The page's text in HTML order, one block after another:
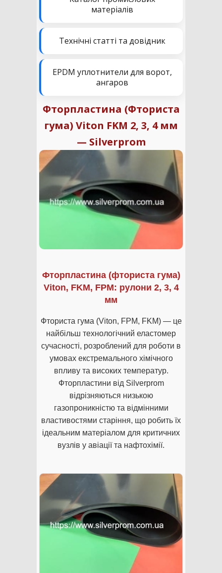
матеріалів
Технічні статті та довідник
EPDM уплотнители для ворот,
ангаров
Фторпластина (Фториста
гума) Viton FKM 2, 3, 4 мм
— Silverprom
Фторпластина (фториста гума)
Viton, FKM, FPM: рулони 2, 3, 4
мм
Фториста гума (Viton, FPM, FKM) — це
найбільш технологічний еластомер
сучасності, розроблений для роботи в
умовах екстремального хімічного
впливу та високих температур.
Фторпластини від Silverprom
відрізняються низькою
газопроникністю та відмінними
властивостями старіння, що робить їх
ідеальним матеріалом для критичних
вузлів у авіації та нафтохімії.